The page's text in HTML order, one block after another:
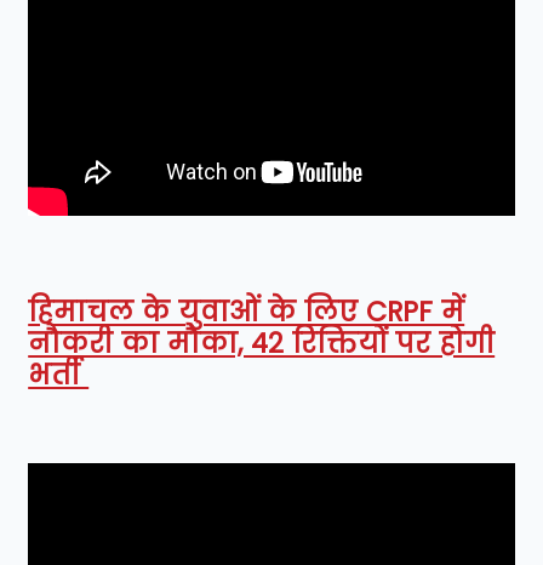
हिमाचल के युवाओं के लिए CRPF में
नौकरी का मौका, 42 रिक्तियों पर होगी
भर्ती